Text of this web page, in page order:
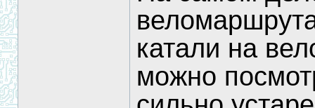
катали на
можно